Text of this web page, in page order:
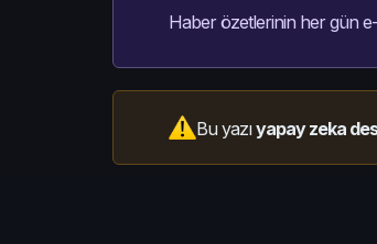
Haber özetlerinin her gün
Bu yazıyapay zeka